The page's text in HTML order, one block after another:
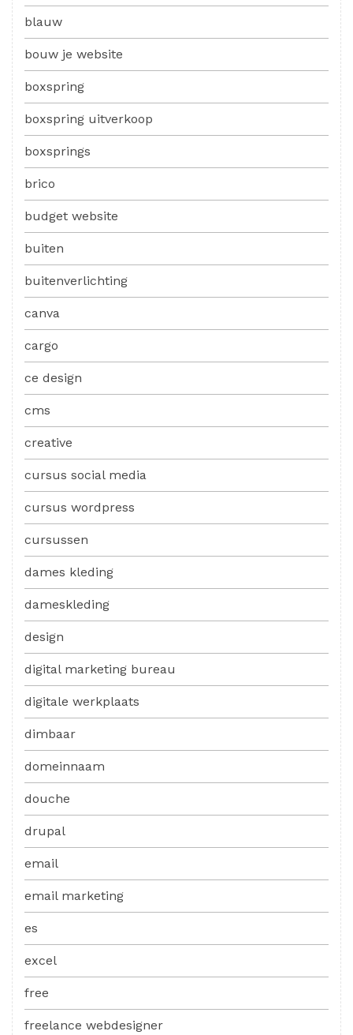
blauw
bouw je website
boxspring
boxspring uitverkoop
boxsprings
brico
budget website
buiten
buitenverlichting
canva
cargo
ce design
cms
creative
cursus social media
cursus wordpress
cursussen
dames kleding
dameskleding
design
digital marketing bureau
digitale werkplaats
dimbaar
domeinnaam
douche
drupal
email
email marketing
es
excel
free
freelance webdesigner